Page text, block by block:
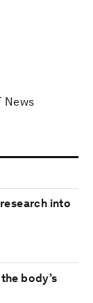
News
into
body’s